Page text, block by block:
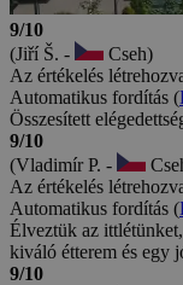
9/10
(Jiří Š. -
Cseh)
Az értékelés
Automatikus fordítás (
Összesített
9/10
(Vladimír P. -
Az értékelés
Automatikus fordítás (
Élveztük az
kiváló étterem és egy
9/10